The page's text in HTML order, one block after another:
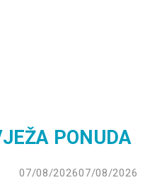
PONUDA
07/08/202607/08/2026